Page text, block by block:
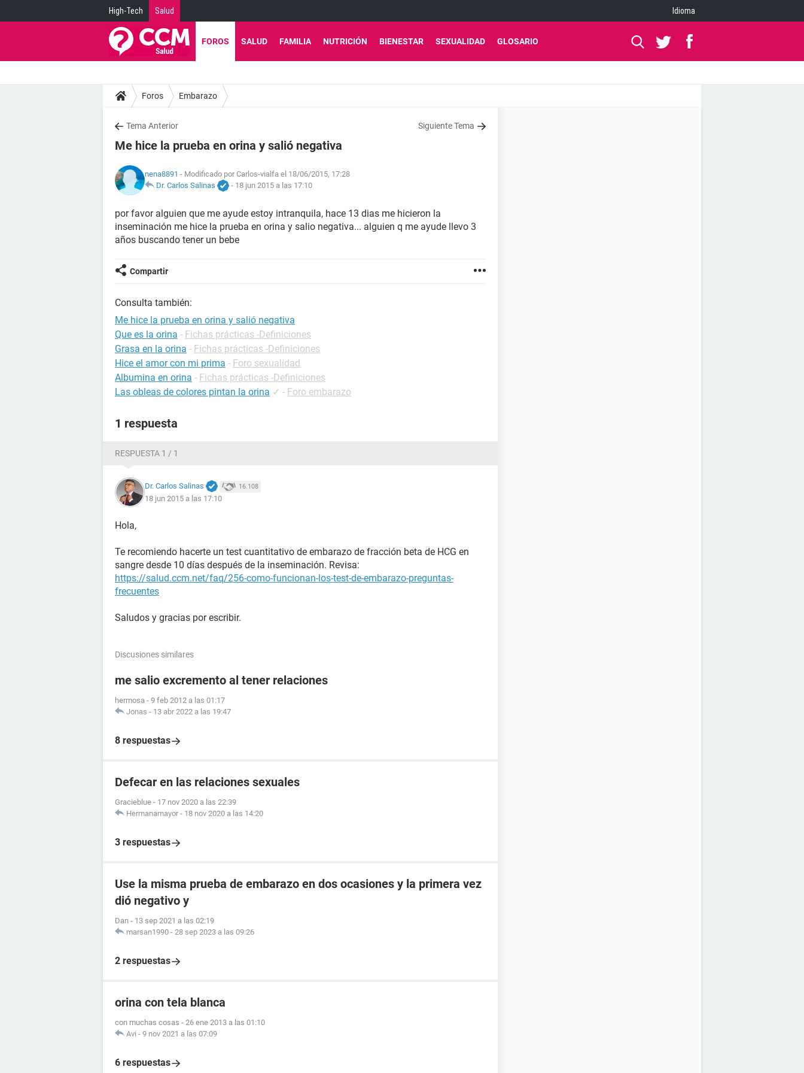
High-Tech Salud Idioma
FOROS SALUD FAMILIA NUTRICIÓN BIENESTAR SEXUALIDAD GLOSARIO
Foros Embarazo
Tema Anterior Siguiente Tema
Me hice la prueba en orina y salió negativa
nena8891 - Modificado por Carlos-vialfa el 18/06/2015, 17:28
Dr. Carlos Salinas
- 18 jun 2015 a las 17:10
por favor alguien que me ayude estoy intranquila, hace 13 dias me hicieron la
inseminación me hice la prueba en orina y salio negativa... alguien q me ayude llevo 3
años buscando tener un bebe
Compartir
Consulta también:
Me hice la prueba en orina y salió negativa
Que es la orina - Fichas prácticas -Definiciones
Grasa en la orina - Fichas prácticas -Definiciones
Hice el amor con mi prima - Foro sexualidad
Albumina en orina - Fichas prácticas -Definiciones
Las obleas de colores pintan la orina ✓ - Foro embarazo
1 respuesta
RESPUESTA 1 / 1
Dr. Carlos Salinas 16.108
18 jun 2015 a las 17:10
Hola,
Te recomiendo hacerte un test cuantitativo de embarazo de fracción beta de HCG en
sangre desde 10 días después de la inseminación. Revisa:
https://salud.ccm.net/faq/256-como-funcionan-los-test-de-embarazo-preguntas-
frecuentes
Saludos y gracias por escribir.
Discusiones similares
me salio excremento al tener relaciones
hermosa - 9 feb 2012 a las 01:17
Jonas - 13 abr 2022 a las 19:47
8 respuestas
Defecar en las relaciones sexuales
Gracieblue - 17 nov 2020 a las 22:39
Hermanamayor - 18 nov 2020 a las 14:20
3 respuestas
Use la misma prueba de embarazo en dos ocasiones y la primera vez
dió negativo y
Dan - 13 sep 2021 a las 02:19
marsan1990 - 28 sep 2023 a las 09:26
2 respuestas
orina con tela blanca
con muchas cosas - 26 ene 2013 a las 01:10
Avi - 9 nov 2021 a las 07:09
6 respuestas